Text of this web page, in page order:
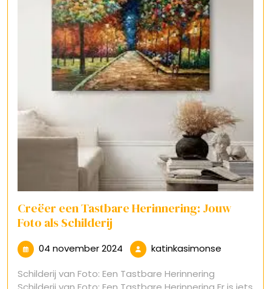
Creëer een Tastbare Herinnering: Jouw
Foto als Schilderij
04 november 2024 04
november
2024
katinkasimonse
Schilderij van Foto: Een Tastbare Herinnering